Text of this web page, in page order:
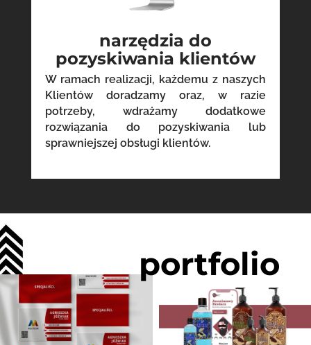
narzędzia do
pozyskiwania klientów
W ramach realizacji, każdemu z naszych
Klientów doradzamy oraz, w razie
potrzeby, wdrażamy dodatkowe
rozwiązania do pozyskiwania lub
sprawniejszej obsługi klientów.
portfolio